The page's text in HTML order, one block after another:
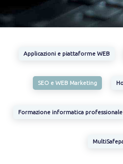
Applicazioni e piattaforme WEB
SEO e WEB Marketing
Formazione informatica professionale